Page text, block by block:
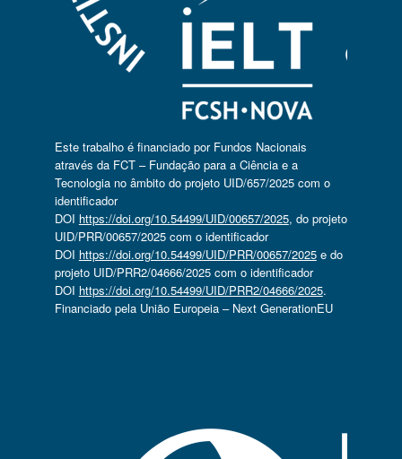
Este trabalho é financiado por Fundos Nacionais
através da FCT – Fundação para a Ciência e a
Tecnologia no âmbito do projeto UID/657/2025 com o
identificador
DOI https://doi.org/10.54499/UID/00657/2025, do projeto
UID/PRR/00657/2025 com o identificador
DOI https://doi.org/10.54499/UID/PRR/00657/2025e do
projeto UID/PRR2/04666/2025 com o identificador
DOI https://doi.org/10.54499/UID/PRR2/04666/2025.
Financiado pela União Europeia – Next GenerationEU